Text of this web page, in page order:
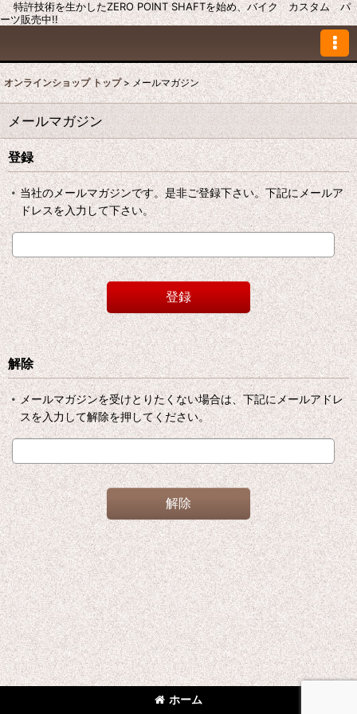
特許技術を生かしたZERO POINT SHAFTを始め、バイク カスタム パ
ーツ販売中!!
オンラインショップ トップ > メールマガジン
メールマガジン
登録
当社のメールマガジンです。是非ご登録下さい。下記にメールア
ドレスを入力して下さい。
登録
解除
メールマガジンを受けとりたくない場合は、下記にメールアドレ
スを入力して解除を押してください。
解除
ホーム